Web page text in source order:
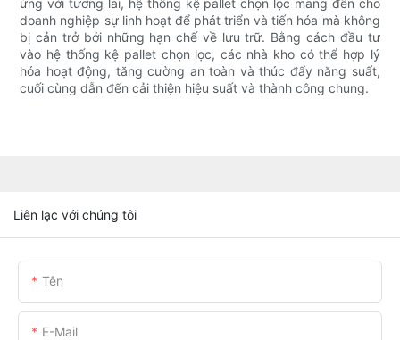
ứng với tương lai, hệ thống kệ pallet chọn lọc mang đến cho
doanh nghiệp sự linh hoạt để phát triển và tiến hóa mà không
bị cản trở bởi những hạn chế về lưu trữ. Bằng cách đầu tư
vào hệ thống kệ pallet chọn lọc, các nhà kho có thể hợp lý
hóa hoạt động, tăng cường an toàn và thúc đẩy năng suất,
cuối cùng dẫn đến cải thiện hiệu suất và thành công chung.
Liên lạc với chúng tôi
Tên
E-Mail